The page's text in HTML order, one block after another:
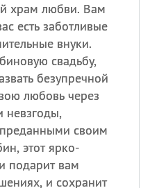
храм любви. Вам
есть заботливые
внуки.
свадьбу,
безупречной
любовь через
невзгоды,
своим
этот ярко-
подарит вам
и сохранит